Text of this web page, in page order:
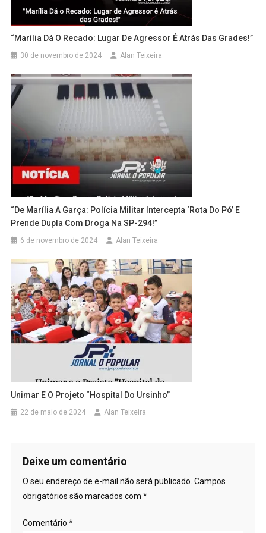
“Marília Dá O Recado: Lugar De Agressor É Atrás Das Grades!”
30 de novembro de 2024 Alan Teixeira
“De Marília A Garça: Polícia Militar Intercepta ‘Rota Do Pó’ E
Prende Dupla Com Droga Na SP-294!”
6 de novembro de 2024 Alan Teixeira
Unimar E O Projeto “Hospital Do Ursinho”
22 de maio de 2024 Alan Teixeira
Deixe um comentário
O seu endereço de e-mail não será publicado. Campos
obrigatórios são marcados com *
Comentário *